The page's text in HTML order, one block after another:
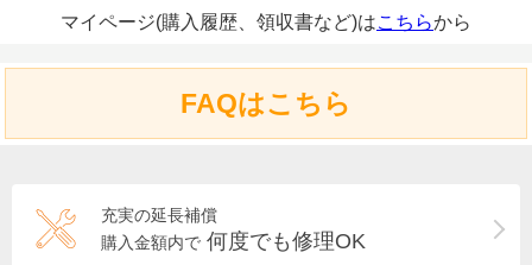
マイページ(購入履歴、領収書など)はこちらから
FAQはこちら
充実の延長補償
購入金額内で 何度でも修理OK